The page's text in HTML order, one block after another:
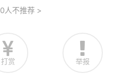
0人不推荐 >
打赏 举报